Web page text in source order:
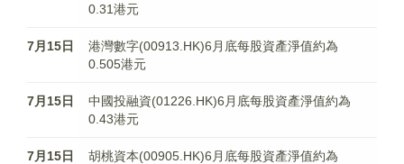
0.31港元
7月15日
港灣數字(00913.HK)6月底每股資產淨值約為
0.505港元
7月15日
中國投融資(01226.HK)6月底每股資產淨值約為
0.43港元
7月15日
胡桃資本(00905.HK)6月底每股資產淨值約為